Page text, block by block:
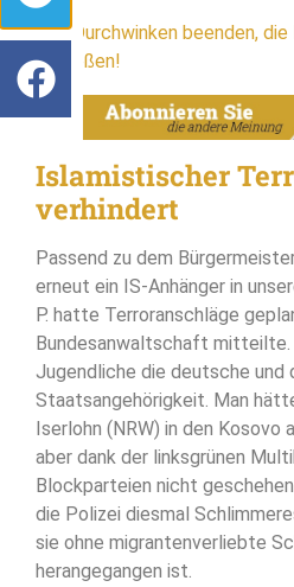
Das Durchwinken beenden,
schließen!
Islamistischer
verhindert
Passend zu dem
erneut ein IS-Anhänger in
P. hatte Terroranschläge
Bundesanwaltschaft
Jugendliche die deutsche und
Staatsangehörigkeit. Man
Iserlohn (NRW) in den Kosovo
aber dank der linksgrünen
Blockparteien nicht
die Polizei diesmal
sie ohne migrantenverliebte
herangegangen ist.